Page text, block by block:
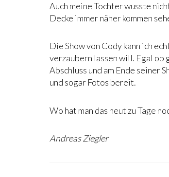
Auch meine Tochter wusste
Decke immer näher kommen
Die Show von Cody kann ich
verzaubern lassen will. Egal ob
Abschluss und am Ende seiner
und sogar Fotos bereit.
Wo hat man das heut zu Tage
Andreas Ziegler